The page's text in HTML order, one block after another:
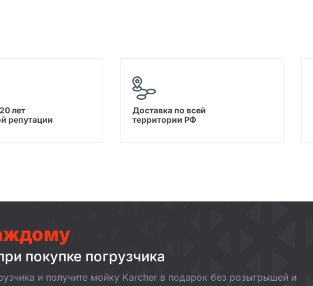
лет
репутации
Доставка по всей
территории РФ
покупке погрузчика
и получите мойку Karcher в подарок без розыгрышей и